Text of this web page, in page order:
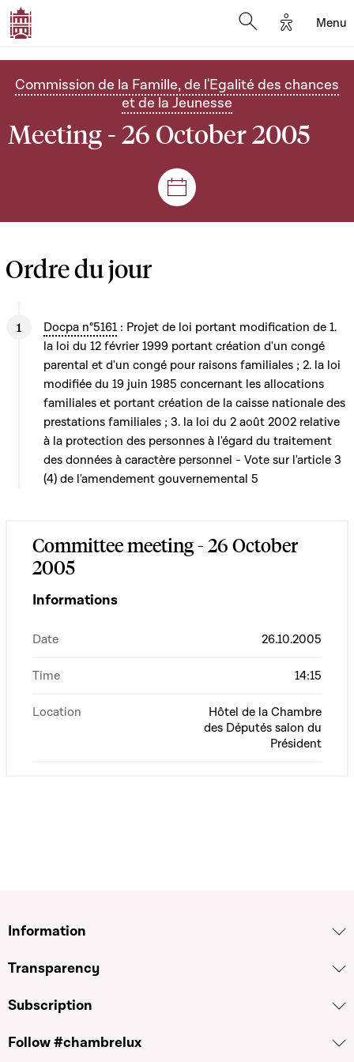
Options
Menu
Commission de la Famille, de l'Egalité des chances
et de la Jeunesse
Meeting - 26 October 2005
Sessions and meetings
Ordre du jour
Docpa n°5161 : Projet de loi portant modification de 1.
la loi du 12 février 1999 portant création d'un congé
parental et d'un congé pour raisons familiales ; 2. la loi
modifiée du 19 juin 1985 concernant les allocations
familiales et portant création de la caisse nationale des
prestations familiales ; 3. la loi du 2 août 2002 relative
à la protection des personnes à l'égard du traitement
des données à caractère personnel - Vote sur l'article 3
(4) de l'amendement gouvernemental 5
Committee meeting - 26 October
2005
Informations
Date 26.10.2005
Time 14:15
Location
Hôtel de la Chambre
des Députés salon du
Président
Information
Transparency
Subscription
Follow #chambrelux